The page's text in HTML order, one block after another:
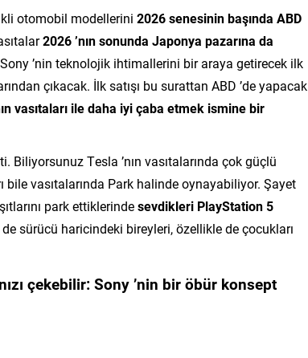
otomobil modellerini 2026 senesinin başında ABD
2026 ’nın sonunda Japonya pazarına da
’nin teknolojik ihtimallerini bir araya getirecek ilk
çıkacak. İlk satışı bu surattan ABD ’de yapacak
vasıtaları ile daha iyi çaba etmek ismine bir
Tesla ’nın vasıtalarında çok güçlü
vasıtalarında Park halinde oynayabiliyor. Şayet
park ettiklerindesevdikleri PlayStation 5
sürücü haricindeki bireyleri, özellikle de çocukları
çekebilir: Sony ’nin bir öbür konsept